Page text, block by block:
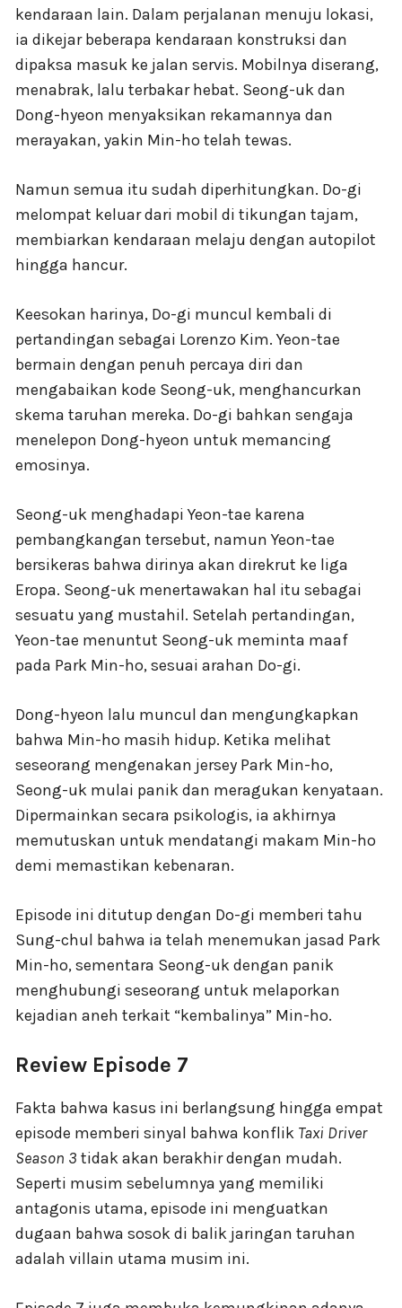
kendaraan lain. Dalam perjalanan menuju lokasi,
ia dikejar beberapa kendaraan konstruksi dan
dipaksa masuk ke jalan servis. Mobilnya diserang,
menabrak, lalu terbakar hebat. Seong-uk dan
Dong-hyeon menyaksikan rekamannya dan
merayakan, yakin Min-ho telah tewas.
Namun semua itu sudah diperhitungkan. Do-gi
melompat keluar dari mobil di tikungan tajam,
membiarkan kendaraan melaju dengan autopilot
hingga hancur.
Keesokan harinya, Do-gi muncul kembali di
pertandingan sebagai Lorenzo Kim. Yeon-tae
bermain dengan penuh percaya diri dan
mengabaikan kode Seong-uk, menghancurkan
skema taruhan mereka. Do-gi bahkan sengaja
menelepon Dong-hyeon untuk memancing
emosinya.
Seong-uk menghadapi Yeon-tae karena
pembangkangan tersebut, namun Yeon-tae
bersikeras bahwa dirinya akan direkrut ke liga
Eropa. Seong-uk menertawakan hal itu sebagai
sesuatu yang mustahil. Setelah pertandingan,
Yeon-tae menuntut Seong-uk meminta maaf
pada Park Min-ho, sesuai arahan Do-gi.
Dong-hyeon lalu muncul dan mengungkapkan
bahwa Min-ho masih hidup. Ketika melihat
seseorang mengenakan jersey Park Min-ho,
Seong-uk mulai panik dan meragukan kenyataan.
Dipermainkan secara psikologis, ia akhirnya
memutuskan untuk mendatangi makam Min-ho
demi memastikan kebenaran.
Episode ini ditutup dengan Do-gi memberi tahu
Sung-chul bahwa ia telah menemukan jasad Park
Min-ho, sementara Seong-uk dengan panik
menghubungi seseorang untuk melaporkan
kejadian aneh terkait “kembalinya” Min-ho.
Review Episode 7
Fakta bahwa kasus ini berlangsung hingga empat
episode memberi sinyal bahwa konflik Taxi Driver
Season 3 tidak akan berakhir dengan mudah.
Seperti musim sebelumnya yang memiliki
antagonis utama, episode ini menguatkan
dugaan bahwa sosok di balik jaringan taruhan
adalah villain utama musim ini.